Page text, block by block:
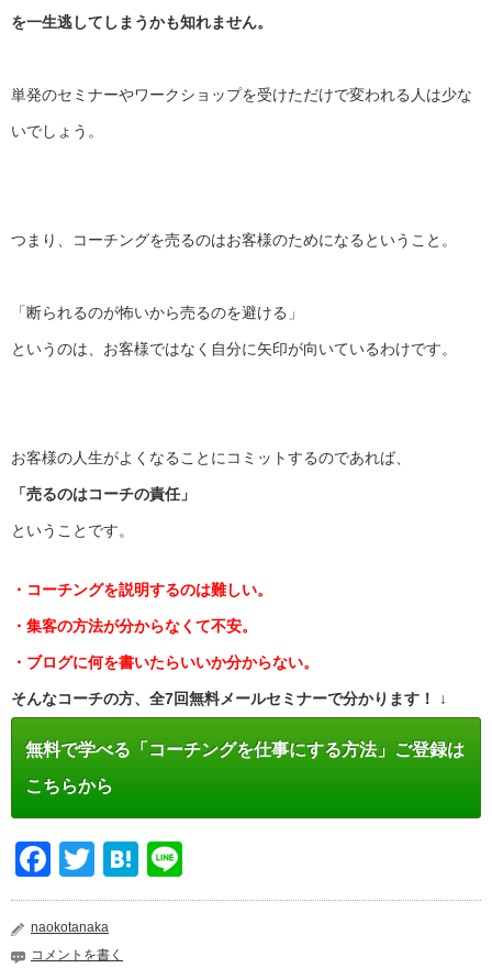
を一生逃してしまうかも知れません。
単発のセミナーやワークショップを受けただけで変われる人は少な
いでしょう。
つまり、コーチングを売るのはお客様のためになるということ。
「断られるのが怖いから売るのを避ける」
というのは、お客様ではなく自分に矢印が向いているわけです。
お客様の人生がよくなることにコミットするのであれば、
「売るのはコーチの責任」
ということです。
・コーチングを説明するのは難しい。
・集客の方法が分からなくて不安。
・ブログに何を書いたらいいか分からない。
そんなコーチの方、全7回無料メールセミナーで分かります！ ↓
無料で学べる「コーチングを仕事にする方法」ご登録は
こちらから
Facebook
TwitterHatena
naokotanaka
コメントを書く